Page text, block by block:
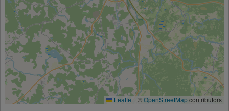
Leaflet | ©OpenStreetMapcontributors